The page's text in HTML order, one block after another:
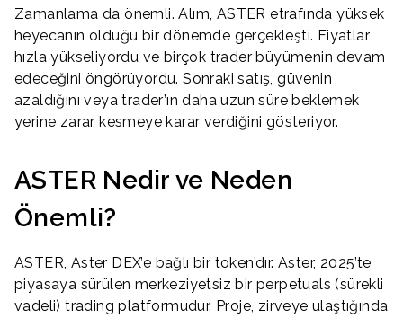
Zamanlama da önemli. Alım, ASTER etrafında yüksek
heyecanın olduğu bir dönemde gerçekleşti. Fiyatlar
hızla yükseliyordu ve birçok trader büyümenin devam
edeceğini öngörüyordu. Sonraki satış, güvenin
azaldığını veya trader’ın daha uzun süre beklemek
yerine zarar kesmeye karar verdiğini gösteriyor.
ASTER Nedir ve Neden
Önemli?
ASTER, Aster DEX’e bağlı bir token’dır. Aster, 2025’te
piyasaya sürülen merkeziyetsiz bir perpetuals (sürekli
vadeli) trading platformudur. Proje, zirveye ulaştığında